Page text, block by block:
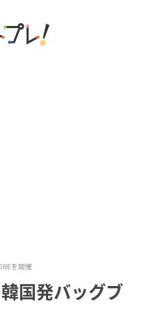
を開催
国発バッグブ